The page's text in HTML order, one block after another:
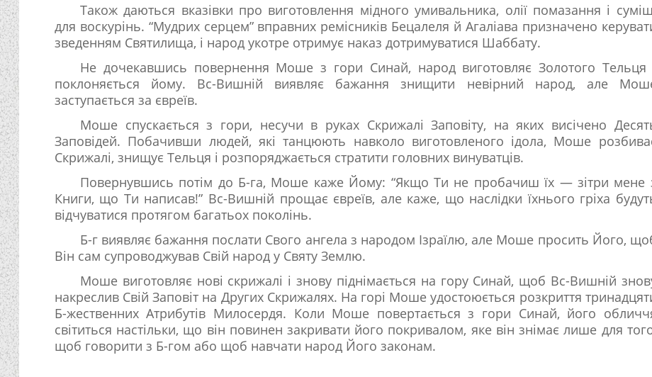
Також даються вказівки про виготовлення мідного умивальника, олії помазання і
для воскурінь. “Мудрих серцем” вправних ремісників Бецалеля й Агаліава призначено
зведенням Святилища, і народ укотре отримує наказ дотримуватися Шаббату.
Не дочекавшись повернення Моше з гори Синай, народ виготовляє Золотого Тельця
поклоняється йому. Вс-Вишній виявляє бажання знищити невірний народ, але
заступається за євреїв.
Моше спускається з гори, несучи в руках Скрижалі Заповіту, на яких висічено
Заповідей. Побачивши людей, які танцюють навколо виготовленого ідола, Моше
Скрижалі, знищує Тельця і розпоряджається стратити головних винуватців.
Повернувшись потім до Б-га, Моше каже Йому: “Якщо Ти не пробачиш їх — зітри мене
Книги, що Ти написав!” Вс-Вишній прощає євреїв, але каже, що наслідки їхнього гріха
відчуватися протягом багатьох поколінь.
Б-г виявляє бажання послати Свого ангела з народом Ізраїлю, але Моше просить Його,
Він сам супроводжував Свій народ у Святу Землю.
Моше виготовляє нові скрижалі і знову піднімається на гору Синай, щоб Вс-Вишній
накреслив Свій Заповіт на Других Скрижалях. На горі Моше удостоюється розкриття
Б-жественних Атрибутів Милосердя. Коли Моше повертається з гори Синай, його
світиться настільки, що він повинен закривати його покривалом, яке він знімає лише для
щоб говорити з Б-гом або щоб навчати народ Його законам.